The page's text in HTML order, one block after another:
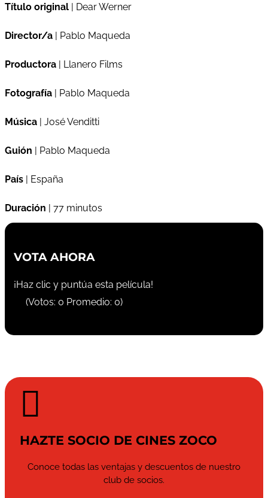
Título original | Dear Werner
Director/a | Pablo Maqueda
Productora | Llanero Films
Fotografía | Pablo Maqueda
Música | José Venditti
Guión | Pablo Maqueda
País | España
Duración | 77 minutos
VOTA AHORA
¡Haz clic y puntúa esta película!
(Votos: 0 Promedio: 0)

HAZTE SOCIO DE CINES ZOCO
Conoce todas las ventajas y descuentos de nuestro
club de socios.